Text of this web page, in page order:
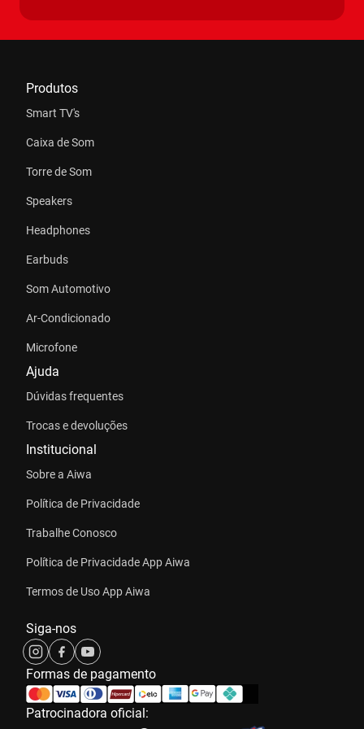
imagem!
earbud capta a voz com clareza e auxilia na redução
conectado e ative seu assistente de voz favorito, Siri
ouvido.
Google Play ou Apple Store e controle seus fones de
bateria, escolha seu som preferido. Tudo isso e
suas músicas e atenda chamadas com facilidade.
proporciona ajuste e conforto perfeitos para seus
Produtos
Smart TV's
Caixa de Som
Torre de Som
Speakers
Headphones
Earbuds
Som Automotivo
Ar-Condicionado
Microfone
Ajuda
Dúvidas frequentes
Trocas e devoluções
Institucional
Sobre a Aiwa
Política de Privacidade
Trabalhe Conosco
Política de Privacidade App Aiwa
Termos de Uso App Aiwa
Siga-nos
Formas de pagamento
Patrocinadora oficial: